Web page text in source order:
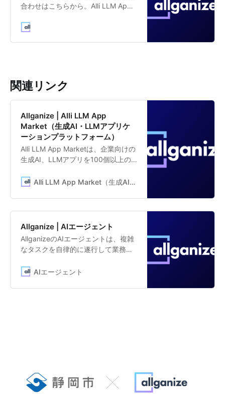
合わせはこちらから。Alli LLM App
成AI・LLMソリューションに関する
関連リンク
Allganize | Alli LLM App
Market（生成AI・LLMアプリケ
ーションプラットフォーム）
Alli LLM App Marketは、企業向けの
生成AI、LLMアプリを100個以上の
に活用できるLLMアプリプラットフ
「クレーム対応メール作成」「特定
文書の要約」「社内ドキュメントか
ら自動応答」「新規事業アイディア
提案」など、すぐに業務活用できる
生成AI、LLMアプリのテンプレート
を提供しています。
Alli LLM App Market（生成AI・LLMアプリケーションプラットフォーム）
Allganize | AIエージェント
AllganizeのAIエージェントは、複雑
なタスクを自律的に遂行して業務フ
ージェントです。ノーコードのエー
成AI・LLMプラットフォーム「Alli
AIエージェント